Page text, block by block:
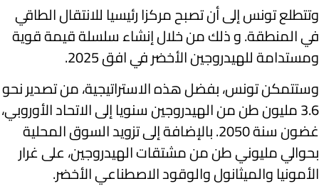
وتتطلع تونس إلى أن تصبح مركزا رئيسيا للانتقال الطاقي
في المنطقة. و ذلك من خلال إنشاء سلسلة قيمة قوية
ومستدامة للهيدروجين الأخضر في افق 2025.
وستتمكن تونس، بفضل هذه الاستراتيجية، من تصدير نحو
3.6 مليون طن من الهيدروجين سنويا إلى الاتحاد الأوروبي،
غضون سنة 2050. بالإضافة إلى تزويد السوق المحلية
بحوالي مليوني طن من مشتقات الهيدروجين، على غرار
الأمونيا والميثانول والوقود الاصطناعي الأخضر.